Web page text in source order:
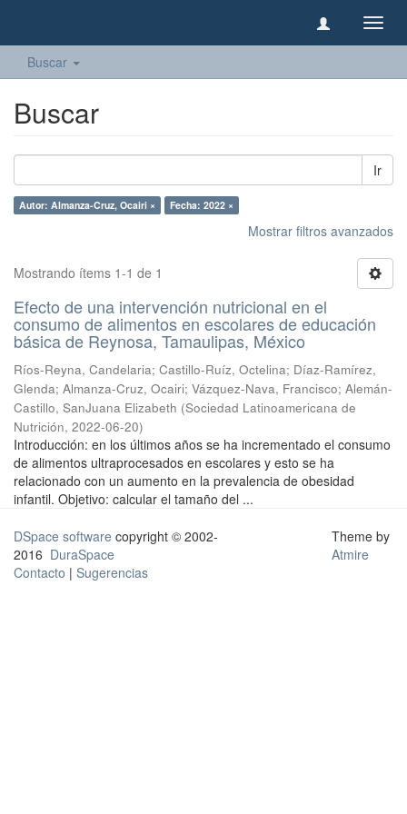
Buscar
Buscar
Ir
Autor: Almanza-Cruz, Ocairi × Fecha: 2022 ×
Mostrar filtros avanzados
Mostrando ítems 1-1 de 1
Efecto de una intervención nutricional en el
consumo de alimentos en escolares de educación
básica de Reynosa, Tamaulipas, México
Ríos-Reyna, Candelaria; Castillo-Ruíz, Octelina; Díaz-Ramírez,
Glenda; Almanza-Cruz, Ocairi; Vázquez-Nava, Francisco; Alemán-
Castillo, SanJuana Elizabeth (Sociedad Latinoamericana de
Nutrición, 2022-06-20)
Introducción: en los últimos años se ha incrementado el consumo
de alimentos ultraprocesados en escolares y esto se ha
relacionado con un aumento en la prevalencia de obesidad
infantil. Objetivo: calcular el tamaño del ...
DSpace software copyright © 2002-
2016 DuraSpace
Contacto | Sugerencias
Theme by
Atmire